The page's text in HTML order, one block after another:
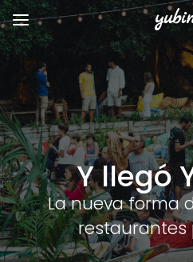
Y llegó
La nueva forma
restaurantes